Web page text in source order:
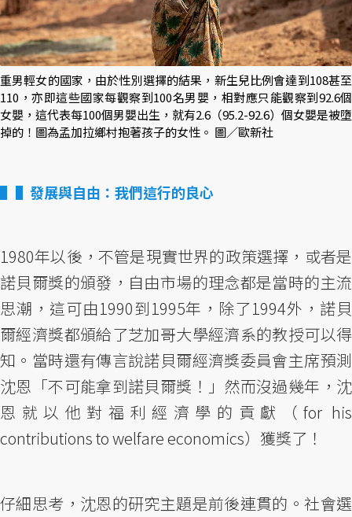
重男輕女的國家，由於性別選擇的結果，新生兒比例會達到108甚至
110，亦即這些國家每觀察到100名男嬰，相對應只能觀察到92.6個
女嬰，這代表每100個男嬰出生，就有2.6（95.2-92.6）個女嬰是被墮
掉的！圖為孟加拉鄉村抱著孩子的女性。 圖／歐新社
▌發展與自由：我們這行的良心
1980年以後，不管是現實世界的政策選擇，或者是
諾貝爾獎的頒發，自由市場的理念都是當時的主流
思潮，這可由1990到1995年，除了1994外，諾貝
爾經濟獎都頒給了芝加哥大學經濟系的教授可以得
知。當時還有傳言說諾貝爾經濟獎委員會主席預測
沈恩「不可能拿到諾貝爾獎！」然而沒過幾年，沈
恩就以他對福利經濟學的貢獻（for his
contributions to welfare economics）獲獎了！
仔細思考，沈恩的研究主題是前後連貫的。社會選